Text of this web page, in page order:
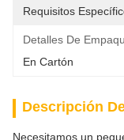
Requisitos
Detalles De
En Cartón
Descripción
Necesitamos un